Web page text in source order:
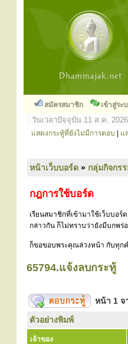
สมัครสมาชิก เข้าสู่ระ
วันเวลาปัจจุบัน 11 ส.ค.
แสดงกระทู้ที่ยังไม่มีการตอบ แ
หน้าเว็บบอร์ด » กลุ่มกิจกร
กฎการใช้บอร์ด
เรียนสมาชิกที่เข้ามาใช้เว็บบอร์
กล่าวกัน ก็ไม่ทราบว่ายังมีบกพร่
ก็ขอขอบพระคุณล่วงหน้า กับทุก
65794.แจ้งลบกระทู้
หน้า 1 จ
ตัวอย่างพิมพ์
เจ้าของ